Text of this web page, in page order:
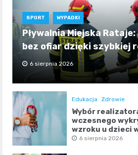
SPORT WYPADKI
Pływalnia Miejska Rataje:
bez ofiar dzięki szybkiej
6 sierpnia 2026
Edukacja Zdrowie
Wybór
wczesnego
wzroku u dzieci
poznańskim
6 sierpnia 2026